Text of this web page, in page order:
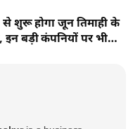
शुरू होगा जून तिमाही के
बड़ी कंपनियों पर भी